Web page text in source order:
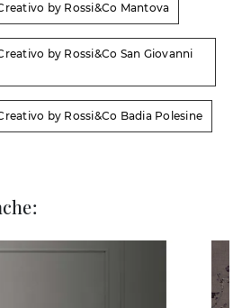
by Rossi&Co Mantova
by Rossi&Co San Giovanni
by Rossi&Co Badia Polesine